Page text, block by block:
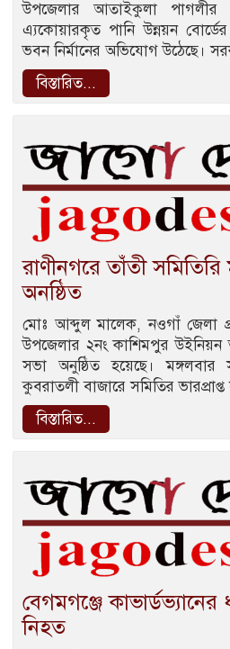
উপজেলার আতাইকুলা পাগলীর
এ্যকোয়ারকৃত পানি উন্নয়ন
ভবন নির্মানের অভিযোগ উঠেছে।
বিস্তারিত...
রাণীনগরে তাঁতী
অনষ্ঠিত
মোঃ আব্দুল মালেক, নওগাঁ জেলা
উপজেলার ২নং কাশিমপুর উইনিয়ন
সভা অনুষ্ঠিত হয়েছে।
কুবরাতলী বাজারে সমিতির
বিস্তারিত...
বেগমগঞ্জে
নিহত